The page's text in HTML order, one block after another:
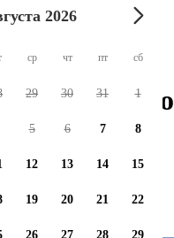
доступно
2026
ср чт пт сб
29 30 31 1
5 6 7 8
12 13 14 15
19 20 21 22
26 27 28 29